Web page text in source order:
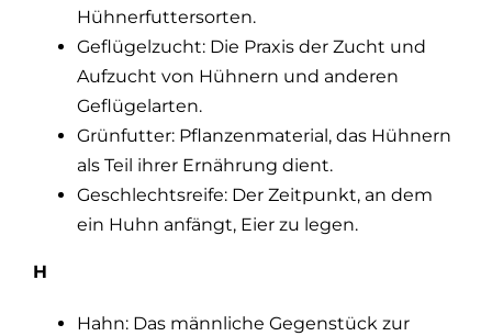
Hühnerfuttersorten.
Geflügelzucht: Die Praxis der Zucht und
Aufzucht von Hühnern und anderen
Geflügelarten.
Grünfutter: Pflanzenmaterial, das Hühnern
als Teil ihrer Ernährung dient.
Geschlechtsreife: Der Zeitpunkt, an dem
ein Huhn anfängt, Eier zu legen.
H
Hahn: Das männliche Gegenstück zur